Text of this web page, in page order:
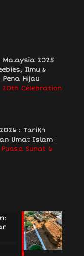
Malaysia 2025
Ilmu &
Pena Hijau
20th Celebration
: Tarikh
Umat Islam :
Puasa Sunat 6